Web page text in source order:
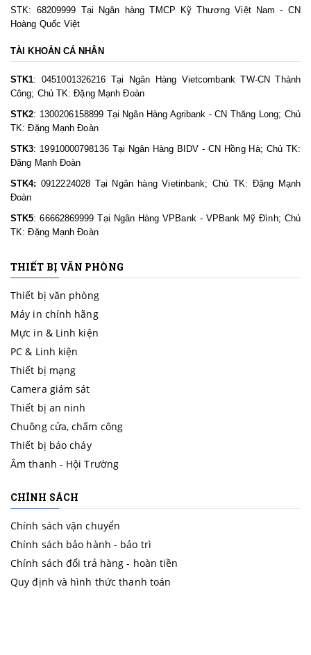
STK: 68209999 Tại Ngân hàng TMCP Kỹ Thương Việt Nam - CN
Hoàng Quốc Việt
TÀI KHOẢN CÁ NHÂN
STK1: 0451001326216 Tại Ngân Hàng Vietcombank TW-CN Thành
Công; Chủ TK: Đặng Mạnh Đoàn
STK2: 1300206158899 Tại Ngân Hàng Agribank - CN Thăng Long; Chủ
TK: Đặng Mạnh Đoàn
STK3: 19910000798136 Tại Ngân Hàng BIDV - CN Hồng Hà; Chủ TK:
Đặng Mạnh Đoàn
STK4:0912224028 Tại Ngân hàng Vietinbank; Chủ TK: Đặng Mạnh
Đoàn
STK5: 66662869999 Tại Ngân Hàng VPBank - VPBank Mỹ Đình; Chủ
TK: Đặng Mạnh Đoàn
THIẾT BỊ VĂN PHÒNG
Thiết bị văn phòng
Máy in chính hãng
Mực in & Linh kiện
PC & Linh kiện
Thiết bị mạng
Camera giám sát
Thiết bị an ninh
Chuông cửa, chấm công
Thiết bị báo cháy
Âm thanh - Hội Trường
CHÍNH SÁCH
Chính sách vận chuyển
Chính sách bảo hành - bảo trì
Chính sách đổi trả hàng - hoàn tiền
Quy định và hình thức thanh toán